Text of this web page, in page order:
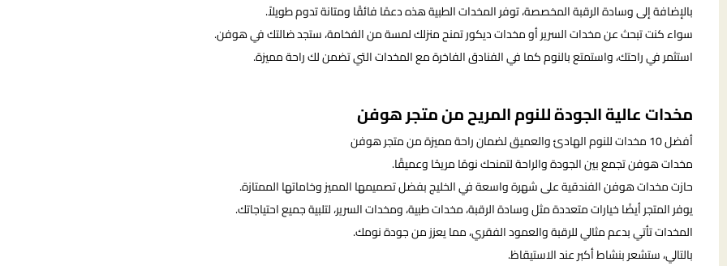
بالإضافة إلى وسادة الرقبة المخصصة، توفر المخدات الطبية هذه دعمًا فائقًا ومتانة تدوم طويلاً.
سواء كنت تبحث عن مخدات السرير أو مخدات ديكور تمنح منزلك لمسة من الفخامة، ستجد ضالتك في هوفن.
استثمر في راحتك، واستمتع بالنوم كما في الفنادق الفاخرة مع المخدات التي تضمن لك راحة مميزة.
مخدات عالية الجودة للنوم المريح من متجر هوفن
أفضل 10 مخدات للنوم الهادئ والعميق لضمان راحة مميزة من متجر هوفن
مخدات هوفن تجمع بين الجودة والراحة لتمنحك نومًا مريحًا وعميقًا.
حازت مخدات هوفن الفندقية على شهرة واسعة في الخليج بفضل تصميمها المميز وخاماتها الممتازة.
يوفر المتجر أيضًا خيارات متعددة مثل وسادة الرقبة، مخدات طبية، ومخدات السرير، لتلبية جميع احتياجاتك.
المخدات تأتي بدعم مثالي للرقبة والعمود الفقري، مما يعزز من جودة نومك.
بالتالي، ستشعر بنشاط أكبر عند الاستيقاظ.